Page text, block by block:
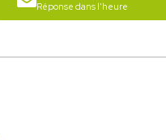
Réponse dans l'heure